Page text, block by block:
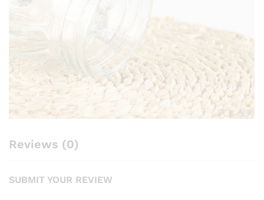
Reviews (0)
SUBMIT YOUR REVIEW